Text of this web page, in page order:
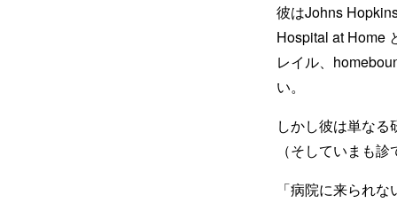
彼はJohns
Hospital at Home
レイル、
い。
しかし彼は単な
（そしていまも
「病院に来られ